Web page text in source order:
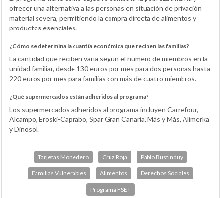
ofrecer una alternativa a las personas en situación de privación
material severa, permitiendo la compra directa de alimentos y
productos esenciales.
¿Cómo se determina la cuantía económica que reciben las familias?
La cantidad que reciben varía según el número de miembros en la
unidad familiar, desde 130 euros por mes para dos personas hasta
220 euros por mes para familias con más de cuatro miembros.
¿Qué supermercados están adheridos al programa?
Los supermercados adheridos al programa incluyen Carrefour,
Alcampo, Eroski-Caprabo, Spar Gran Canaria, Más y Más, Alimerka
y Dinosol.
Tarjetas Monedero Cruz Roja Pablo Bustinduy
Familias Vulnerables Alimentos Derechos Sociales
Programa FSE+